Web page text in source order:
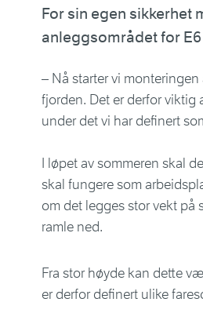
For sin egen sikkerhet
anleggsområdet for
– Nå starter vi
fjorden. Det er derfor viktig
under det vi har definert
I løpet av sommeren skal
skal fungere som
om det legges stor vekt på
ramle ned.
Fra stor høyde kan dette
er derfor definert ulike